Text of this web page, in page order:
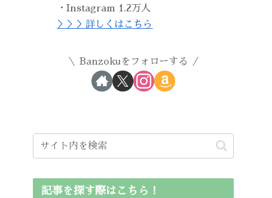
・Instagram 1.2万人
＞＞＞詳しくはこちら
Banzokuをフォローする
記事を探す際はこちら！